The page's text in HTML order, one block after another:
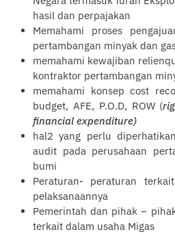
hasil dan perpajakan
Memahami proses
pertambangan minyak dan
memahami kewajiban
kontraktor pertambangan
memahami konsep cost
budget, AFE, P.O.D, ROW (
financial expenditure)
hal2 yang perlu
audit pada perusahaan
bumi
Peraturan- peraturan
pelaksanaannya
Pemerintah dan pihak –
terkait dalam usaha Migas